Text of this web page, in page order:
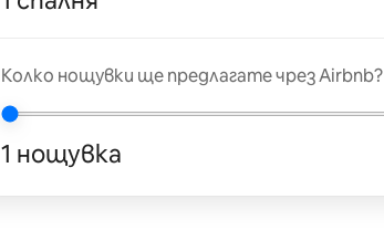
Колко нощувки ще предлагате чрез Airbnb?
1 нощувка